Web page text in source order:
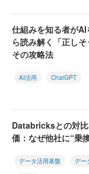
仕組みを知る者が
ら読み解く「正し
その攻略法
AI活用 ChatGPT
Databricksとの対
価：なぜ他社に“乗
データ活用基盤 デー